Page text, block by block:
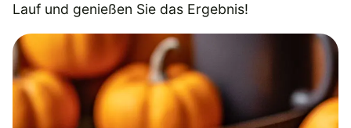
Lauf und genießen Sie das Ergebnis!